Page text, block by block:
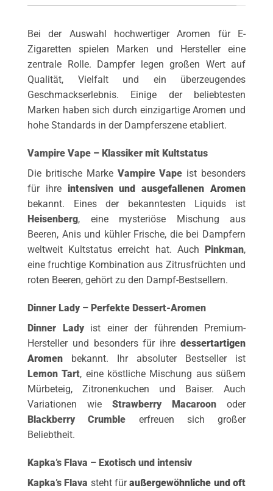
Bei der Auswahl hochwertiger Aromen für E-
Zigaretten spielen Marken und Hersteller eine
zentrale Rolle. Dampfer legen großen Wert auf
Qualität, Vielfalt und ein überzeugendes
Geschmackserlebnis. Einige der beliebtesten
Marken haben sich durch einzigartige Aromen und
hohe Standards in der Dampferszene etabliert.
Vampire Vape – Klassiker mit Kultstatus
Die britische Marke Vampire Vape ist besonders
für ihre intensiven und ausgefallenen Aromen
bekannt. Eines der bekanntesten Liquids ist
Heisenberg, eine mysteriöse Mischung aus
Beeren, Anis und kühler Frische, die bei Dampfern
weltweit Kultstatus erreicht hat. Auch Pinkman,
eine fruchtige Kombination aus Zitrusfrüchten und
roten Beeren, gehört zu den Dampf-Bestsellern.
Dinner Lady – Perfekte Dessert-Aromen
Dinner Ladyist einer der führenden Premium-
Hersteller und besonders für ihre dessertartigen
Aromen bekannt. Ihr absoluter Bestseller ist
Lemon Tart, eine köstliche Mischung aus süßem
Mürbeteig, Zitronenkuchen und Baiser. Auch
Variationen wie Strawberry Macaroon oder
Blackberry Crumble erfreuen sich großer
Beliebtheit.
Kapka’s Flava – Exotisch und intensiv
Kapka’s Flava steht füraußergewöhnliche und oft